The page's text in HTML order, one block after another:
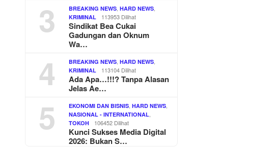
3 BREAKING NEWS ,HARD NEWS
KRIMINAL 113953 Dilihat
Sindikat Bea Cukai
Gadungan dan Oknum
Wa…
4 BREAKING NEWS ,HARD NEWS
KRIMINAL 113104 Dilihat
Ada Apa…!!!? Tanpa Alasan
Jelas Ae…
5 EKONOMI DAN BISNIS ,HARD NEWS
NASIONAL - INTERNATIONAL
TOKOH 106452 Dilihat
Kunci Sukses Media Digital
2026: Bukan S…